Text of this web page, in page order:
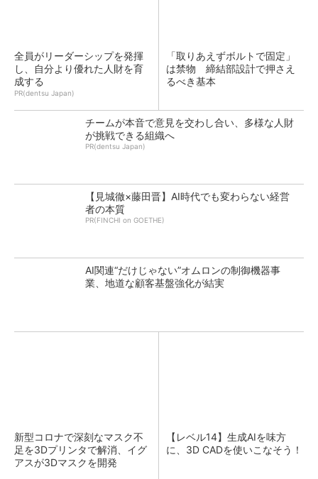
全員がリーダーシップを発揮
し、自分より優れた人財を育
成する
PR(dentsu Japan)
「取りあえずボルトで固定」
は禁物 締結部設計で押さえ
るべき基本
チームが本音で意見を交わし合い、多様な人財
が挑戦できる組織へ
PR(dentsu Japan)
【見城徹×藤田晋】AI時代でも変わらない経営
者の本質
PR(FINCHI on GOETHE)
AI関連“だけじゃない”オムロンの制御機器事
業、地道な顧客基盤強化が結実
新型コロナで深刻なマスク不
足を3Dプリンタで解消、イグ
アスが3Dマスクを開発
【レベル14】生成AIを味方
に、3D CADを使いこなそう！